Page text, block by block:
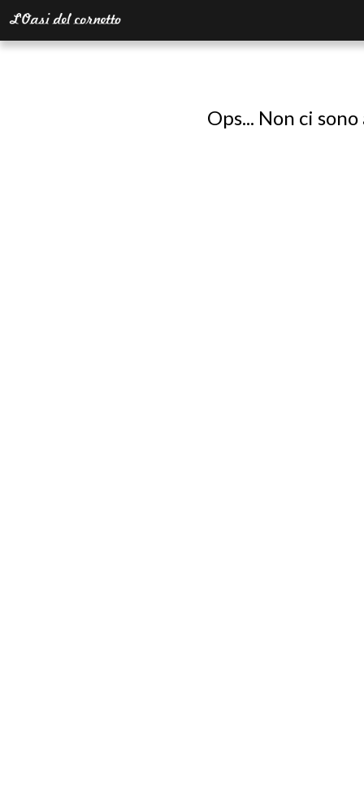
Ops... Non ci